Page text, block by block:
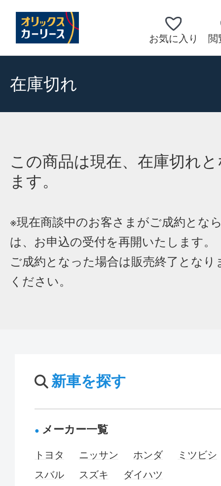
お気に入り 閲
在庫切れ
この商品は現在、在庫切れ
ます。
※現在商談中のお客さまがご成約とな
は、お申込の受付を再開いたします。
ご成約となった場合は販売終了となり
ください。
新車を探す
メーカー一覧
トヨタ ニッサン ホンダ
ミツビシ
スバル
スズキ ダイハツ